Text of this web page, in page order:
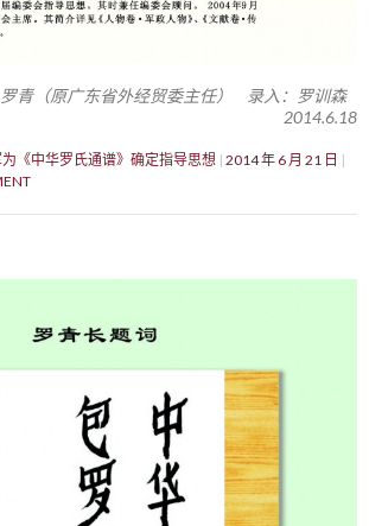
青（原广东省外经贸委主任） 录入：罗训森
2014.6.18
《中华罗氏通谱》确定指导思想 2014 年 6 月 21 日